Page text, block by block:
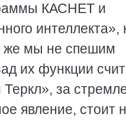
КАСНЕТ и
интеллекта»,
же мы не спешим
их функции
за
явление, стоит